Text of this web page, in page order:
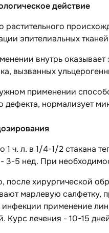
действие
растительного
эпителиальных
внутрь
вызванных
применении
дефекта, нормализует
1 ч. л. в 1/4-1/2 стакана
3-5 нед. При
после хирургической
марлевую салфетку,
применение
Курс лечения - 10-15